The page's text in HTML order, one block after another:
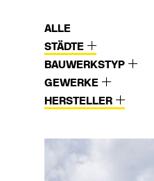
ALLE
STÄDTE
BAUWERKSTYP
GEWERKE
HERSTELLER